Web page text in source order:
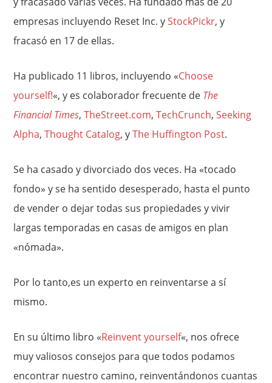
empresas incluyendo Reset Inc. yStockPickr, y
fracasó en 17 de ellas.
Ha publicado 11 libros, incluyendo «Choose
yourself!«, y es colaborador frecuente de The
Financial Times,TheStreet.com,TechCrunch,Seeking
Alpha,Thought Catalog, yThe Huffington Post.
Se ha casado y divorciado dos veces. Ha «tocado
fondo» y se ha sentido desesperado, hasta el punto
de vender o dejar todas sus propiedades y vivir
largas temporadas en casas de amigos en plan
«nómada».
Por lo tanto,es un experto en reinventarse a sí
mismo.
En su último libro «Reinvent yourself«, nos ofrece
muy valiosos consejos para que todos podamos
encontrar nuestro camino, reinventándonos cuantas